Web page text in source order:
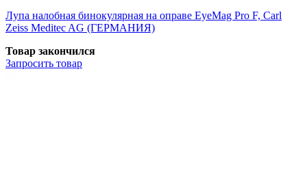
Лупа налобная бинокулярная на оправе EyeMag Pro F, Carl
Zeiss Meditec AG (ГЕРМАНИЯ)
Товар закончился
Запросить товар